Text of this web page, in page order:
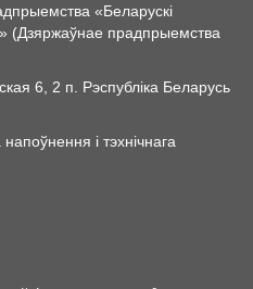
«Беларускі
(Дзяржаўнае прадпрыемства
6, 2 п. Рэспубліка Беларусь
і тэхнічнага